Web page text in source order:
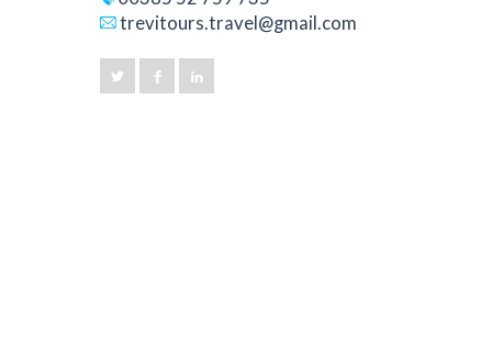
trevitours.travel@gmail.com